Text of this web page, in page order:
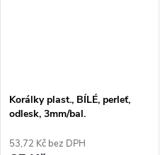
Korálky plast., BÍLÉ, perleť,
odlesk, 3mm/bal.
53,72 Kč bez DPH